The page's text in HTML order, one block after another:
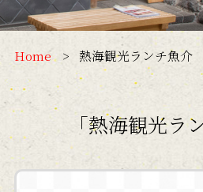
Home 熱海観光ランチ魚介
「熱海観光ラ